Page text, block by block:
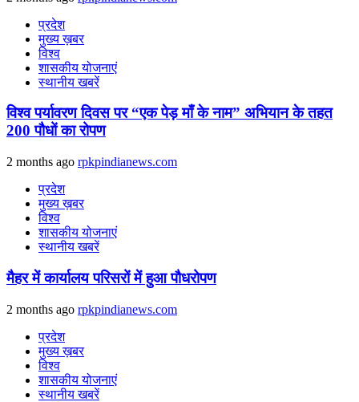
प्रदेश
मुख्य ख़बर
विश्व
शासकीय योजनाएं
स्थानीय खबरें
विश्व पर्यावरण दिवस पर “एक पेड़ माँ के नाम” अभियान के तहत
200 पौधों का रोपण
2 months ago rpkpindianews.com
प्रदेश
मुख्य ख़बर
विश्व
शासकीय योजनाएं
स्थानीय खबरें
मैहर में कार्यालय परिसरों में हुआ पौधरोपण
2 months ago rpkpindianews.com
प्रदेश
मुख्य ख़बर
विश्व
शासकीय योजनाएं
स्थानीय खबरें